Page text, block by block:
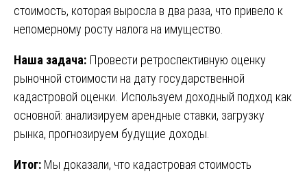
стоимость, которая выросла в два раза, что привело к
непомерному росту налога на имущество.
Наша задача: Провести ретроспективную оценку
рыночной стоимости на дату государственной
кадастровой оценки. Используем доходный подход как
основной: анализируем арендные ставки, загрузку
рынка, прогнозируем будущие доходы.
Итог: Мы доказали, что кадастровая стоимость